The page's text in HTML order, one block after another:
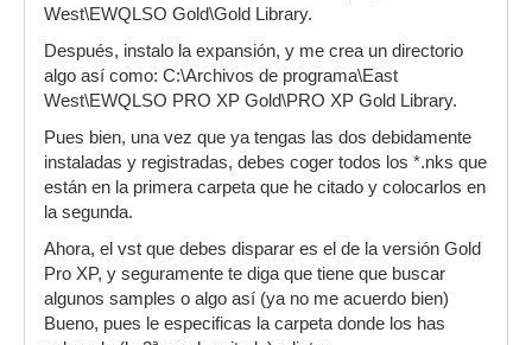
West\EWQLSO Gold\Gold Library.
Después, instalo la expansión, y me crea un directorio
algo así como: C:\Archivos de programa\East
West\EWQLSO PRO XP Gold\PRO XP Gold Library.
Pues bien, una vez que ya tengas las dos debidamente
instaladas y registradas, debes coger todos los *.nks que
están en la primera carpeta que he citado y colocarlos en
la segunda.
Ahora, el vst que debes disparar es el de la versión Gold
Pro XP, y seguramente te diga que tiene que buscar
algunos samples o algo así (ya no me acuerdo bien)
Bueno, pues le especificas la carpeta donde los has